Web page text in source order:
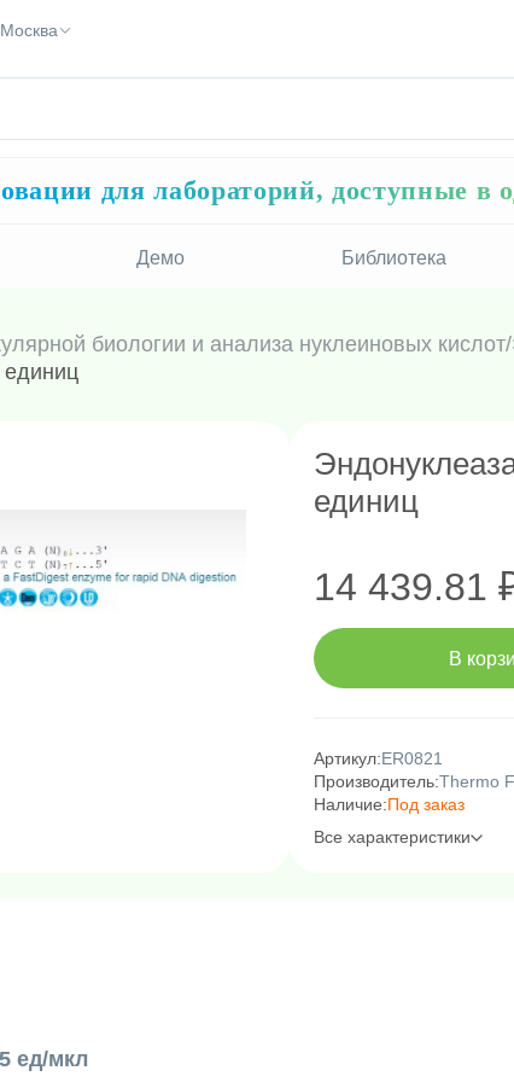
Москва
для лабораторий, доступные в
Демо Библиотека
биологии и анализа нуклеиновых кислот/
единиц
единиц
14 439.81
В
Артикул:ER0821
Производитель:Thermo
Наличие:Под заказ
Все характеристики
ед/мкл